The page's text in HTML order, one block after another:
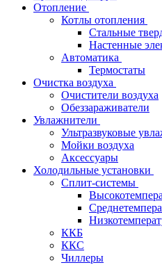
Отопление
Котлы отопления
Стальные
Настенные
Автоматика
Термостаты
Очистка воздуха
Очистители воздуха
Обеззараживатели
Увлажнители
Ультразвуковые
Мойки воздуха
Аксессуары
Холодильные установки
Сплит-системы
ККБ
ККС
Чиллеры